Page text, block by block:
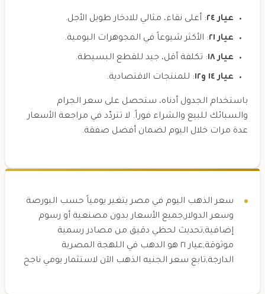
عيار ٢٤ : أعلى نقاء، مثالي للادخار طويل الأجل.
عيار ٢١ : الأكثر شيوعاً في المجوهرات اليومية.
عيار ١٨ : تكلفة أقل، جيد للقطع البسيطة.
عيار ١٤ و١٢ : للمنتجات الاقتصادية.
باستخدام الجدول أدناه، ستحصل على سعر الجرام
والسبائك للبيع والشراء فوراً. لا تتردّد في مراجعة الأسعار
عدة مرات خلال اليوم لضمان أفضل صفقة.
سعر الذهب اليوم في مصر يتغير يومياً حسب البورصة
وسعر الدولار,جميع الأسعار بدون مصنعية أو رسوم
إضافية,تحديث لحظي دقيق من مصادر رسمية
موثوقة,عيار ٢١ هو الدهب في اللهجة المصرية
الدارجة,تابع سعر الجنيه الذهب الآن لاستثمار يومي ناجح